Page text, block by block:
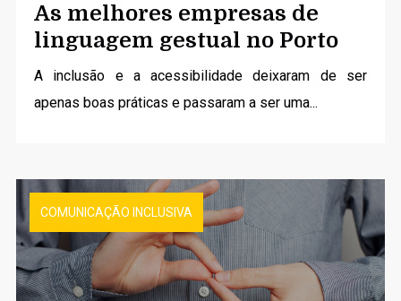
As melhores empresas de
linguagem gestual no Porto
A inclusão e a acessibilidade deixaram de ser
apenas boas práticas e passaram a ser uma...
COMUNICAÇÃO INCLUSIVA